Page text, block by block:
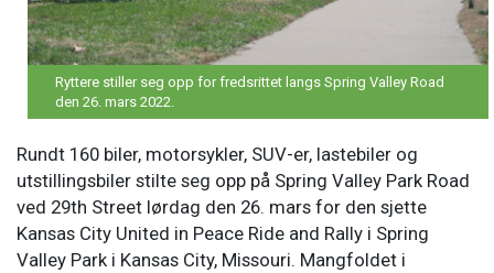
Ryttere stiller seg opp for fredsrittet langs Spring Valley Road
den 26. mars 2022.
Rundt 160 biler, motorsykler, SUV-er, lastebiler og
utstillingsbiler stilte seg opp på Spring Valley Park Road
ved 29th Street lørdag den 26. mars for den sjette
Kansas City United in Peace Ride and Rally i Spring
Valley Park i Kansas City, Missouri. Mangfoldet i